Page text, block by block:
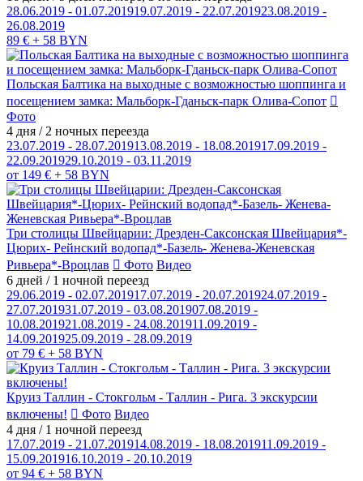
28.06.2019 - 01.07.201919.07.2019 - 22.07.201923.08.2019 -
26.08.2019
89 € + 58 BYN
Польская Балтика на выходные с возможностью шоппинга и
посещением замка: Мальборк-Гданьск-парк Олива-Сопот
Фото
4 дня / 2 ночных переезда
23.07.2019 - 28.07.201913.08.2019 - 18.08.201917.09.2019 -
22.09.201929.10.2019 - 03.11.2019
от 149 € + 58 BYN
Три столицы Швейцарии: Дрезден-Саксонская Швейцария*-
Цюрих- Рейнский водопад*-Базель- Женева-Женевская
Ривьера*-Вроцлав
Фото Видео
6 дней / 1 ночной переезд
29.06.2019 - 02.07.201917.07.2019 - 20.07.201924.07.2019 -
27.07.201931.07.2019 - 03.08.201907.08.2019 -
10.08.201921.08.2019 - 24.08.201911.09.2019 -
14.09.201925.09.2019 - 28.09.2019
от 79 € + 58 BYN
Круиз Таллин - Стокгольм - Таллин - Рига. 3 экскурсии
включены!
Фото Видео
4 дня / 1 ночной переезд
17.07.2019 - 21.07.201914.08.2019 - 18.08.201911.09.2019 -
15.09.201916.10.2019 - 20.10.2019
от 94 € + 58 BYN